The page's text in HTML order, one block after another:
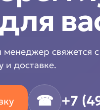
менеджер свяжется
и доставке.
☎ +7